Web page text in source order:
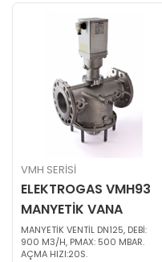
VMH SERİSİ
ELEKTROGAS VMH93
MANYETİK VANA
MANYETİK VENTİL DN125, DEBİ:
900 M3/H, PMAX: 500 MBAR.
AÇMA HIZI:20S.